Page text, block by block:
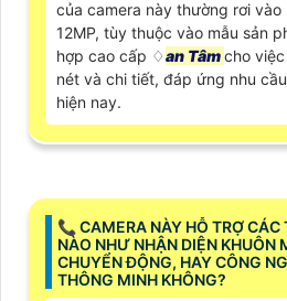
của camera này thường rơi
12MP, tùy thuộc vào mẫu sản
hợp cao cấp ♢an Tâmcho
nét và chi tiết, đáp ứng nhu
hiện nay.
📞 CAMERA NÀY HỖ TRỢ
NÀO NHƯ NHẬN DIỆN KHUÔN
CHUYỂN ĐỘNG, HAY CÔNG
THÔNG MINH KHÔNG?